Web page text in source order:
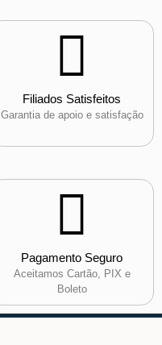
Filiados Satisfeitos
Garantia de apoio e satisfação
Pagamento Seguro
Aceitamos Cartão, PIX e
Boleto